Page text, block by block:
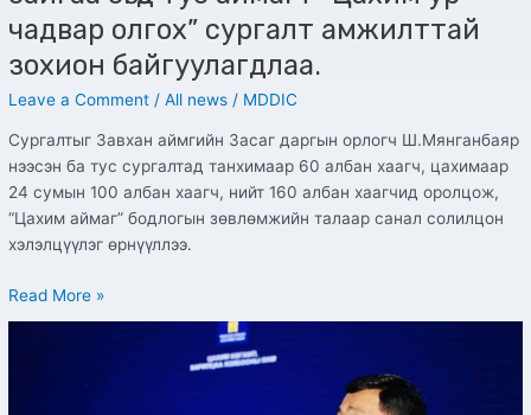
чадвар олгох” сургалт амжилттай
зохион байгуулагдлаа.
Leave a Comment /All news / MDDIC
Сургалтыг Завхан аймгийн Засаг даргын орлогч Ш.Мянганбаяр
нээсэн ба тус сургалтад танхимаар 60 албан хаагч, цахимаар
24 сумын 100 албан хаагч, нийт 160 албан хаагчид оролцож,
“Цахим аймаг” бодлогын зөвлөмжийн талаар санал солилцон
хэлэлцүүлэг өрнүүллээ.
“Цахим
ур
чадвар
сургалт
амжилттай
зохион
байгуулагдлаа.
Read More »